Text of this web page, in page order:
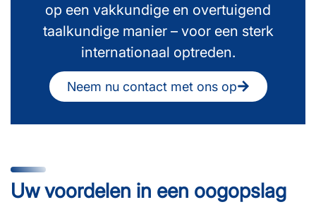
op een vakkundige en overtuigend
taalkundige manier – voor een sterk
internationaal optreden.
Neem nu contact met ons op
Uw voordelen in een oogopslag